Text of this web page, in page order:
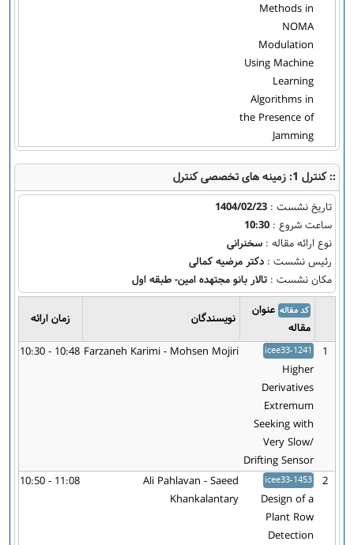
Methods in
NOMA
Modulation
Using Machine
Learning
Algorithms in
the Presence of
Jamming
:: کنترل 1: زمینه های تخصصی کنترل
تاریخ نشست : 1404/02/23
ساعت شروع : 10:30
نوع ارائه مقاله : سخنرانی
رئیس نشست : دکتر مرضیه کمالی
مکان نشست : تالار بانو مجتهده امین- طبقه اول
کد مقاله عنوان
مقاله
نویسندگان زمان ارائه
1
icee33-1241
Higher
Derivatives
Extremum
Seeking with
Very Slow/
Drifting Sensor
Farzaneh Karimi - Mohsen Mojiri
10:30 - 10:48
2
icee33-1453
Design of a
Plant Row
Detection
Ali Pahlavan - Saeed
Khankalantary
10:50 - 11:08